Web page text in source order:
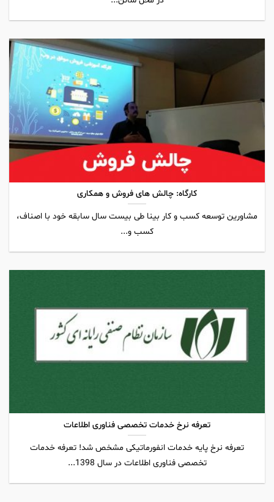
کارگاه: چالش های فروش و همکاری
مشاورین توسعه کسب و کار بینا طی بیست سال سابقه خود با اصناف،
کسب و...
تعرفه نرخ خدمات تخصصی فناوری اطلاعات
تعرفه نرخ پایه خدمات انفورماتیکی مشخص شد! تعرفه خدمات
تخصصی فناوری اطلاعات در سال 1398...